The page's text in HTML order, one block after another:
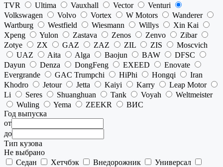
TVR
Ultima Vauxhall Vector
Venturi
Volkswagen
Volvo Vortex W Motors
Wanderer
Wartburg
Westfield Wiesmann Willys
Xin Kai
Xpeng
Yulon Zastava Zenos Zenvo
Zibar
Zotye
ZX GAZ ZAZ ZIL ZIS
Moscvich
UAZ
Aita Alga Baojun BAW
DFSC
Dayun
Denza DongFeng EXEED
Enovate
Evergrande
GAC Trumpchi HiPhi Hongqi
Iran
Khodro
Jetour Jetta Kaiyi Karry
Leap Motor
Li
Seres Shuanghuan Tank Voyah
Weltmeister
Wuling
Yema ZEEKR
ВИС
Год выпуска
от
до
Тип кузова
Не выбрано
Седан
Хетчбэк Внедорожник
Универсал